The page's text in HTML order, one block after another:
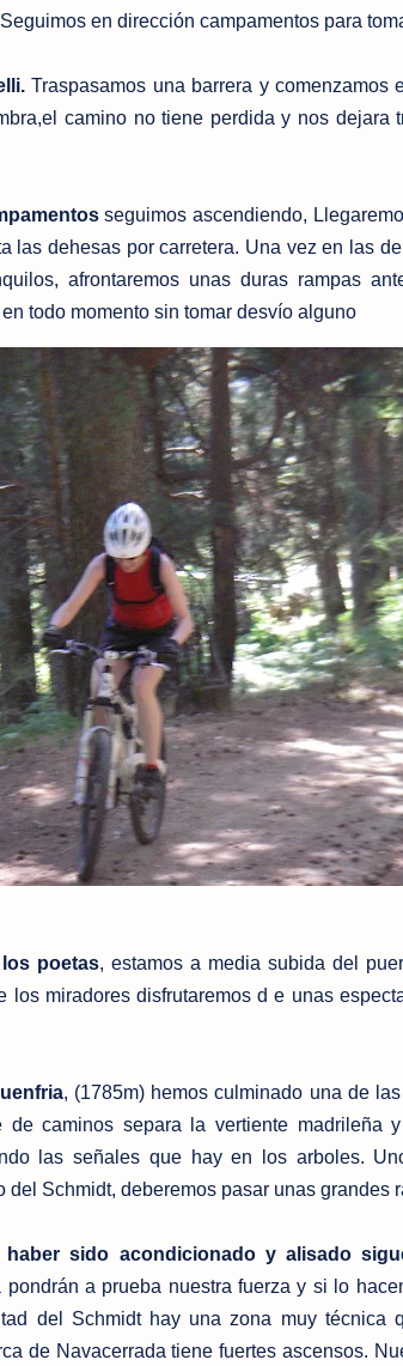
en dirección campamentos para
Traspasamos una barrera y comenzamos
camino no tiene perdida y nos dejara
seguimos ascendiendo,
las dehesas por carretera. Una vez en las
afrontaremos unas duras rampas
todo momento sin tomar desvío alguno
los poetas, estamos a media subida del
los miradores disfrutaremos d e unas
, (1785m) hemos culminado una de
caminos separa la vertiente madrileña
las señales que hay en los arboles.
Schmidt, deberemos pasar unas grandes
sido acondicionado y alisado
a prueba nuestra fuerza y si lo
del Schmidt hay una zona muy técnica
de Navacerrada tiene fuertes ascensos.